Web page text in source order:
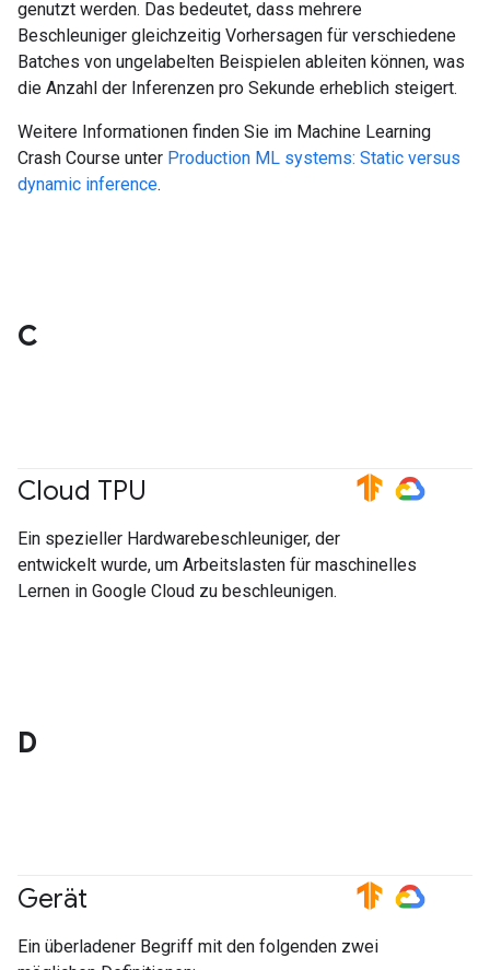
genutzt werden. Das bedeutet, dass mehrere
Beschleuniger gleichzeitig Vorhersagen für verschiedene
Batches von ungelabelten Beispielen ableiten können, was
die Anzahl der Inferenzen pro Sekunde erheblich steigert.
Weitere Informationen finden Sie im Machine Learning
Crash Course unter Production ML systems: Static versus
dynamic inference.
C
Cloud TPU #TensorFlow #GoogleCloud
Ein spezieller Hardwarebeschleuniger, der
entwickelt wurde, um Arbeitslasten für maschinelles
Lernen in Google Cloud zu beschleunigen.
D
Gerät #TensorFlow #GoogleCloud
Ein überladener Begriff mit den folgenden zwei